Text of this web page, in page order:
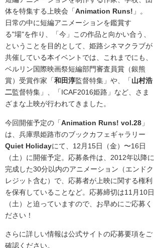
体を特集する上映会「Animation Runs! 」。
日常の中に短編アニメーションを鑑賞す
る"場"を作り、「今」この作品と向かい合う、
ということを目的として、姫路シネマクラブが
共催している本イベントでは、これまでにも、
ベルリン国際映画祭短編部門審査員賞（銀熊
賞）受賞作家「和田淳監督特集」や、「山村浩
二監督特集」、「ICAF2016姫路」など、さま
ざまな上映が行われてきました。
今回開催予定の「Animation Runs! vol.28 」
は、兵庫県姫路市のブックカフェギャラリー
Quiet Holidayにて、12月15日（金）〜16日
（土）に開催予定。応募条件は、2012年以降に
完成した30分以内のアニメーション（エンドク
レジット含む）で、応募者が上映に関する権利
を保有していることなど。応募締切は11月10日
（土）と迫っていますので、お早めにご応募く
ださい！
さらに詳しい情報は公式サイトの応募要項をご
確認ください。